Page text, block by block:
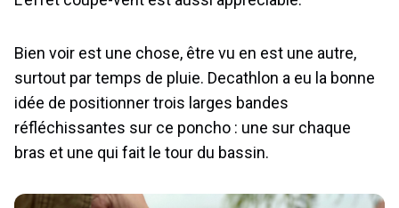
Bien voir est une chose, être vu en est une autre,
surtout par temps de pluie. Decathlon a eu la bonne
idée de positionner trois larges bandes
réfléchissantes sur ce poncho : une sur chaque
bras et une qui fait le tour du bassin.